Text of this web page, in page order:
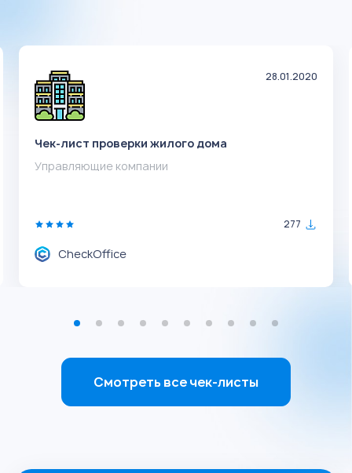
28.01.2020
Чек-лист проверки жилого дома
Управляющие компании
277
CheckOffice
Смотреть все чек-листы